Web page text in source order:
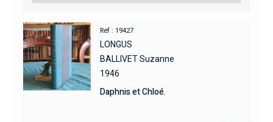
Réf : 19427
LONGUS
BALLIVET Suzanne
1946
Daphnis et Chloé.